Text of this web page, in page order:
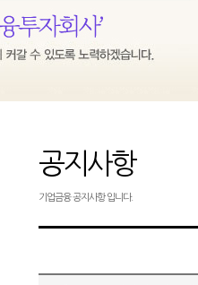
공지사항
기업금융 공지사항 입니다.